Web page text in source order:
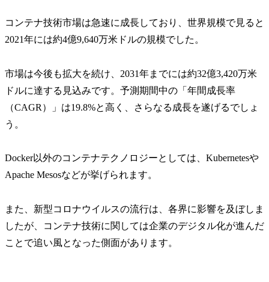
コンテナ技術市場は急速に成長しており、世界規模で見ると
2021年には約4億9,640万米ドルの規模でした。
市場は今後も拡大を続け、2031年までには約32億3,420万米
ドルに達する見込みです。予測期間中の「年間成長率
（CAGR）」は19.8%と高く、さらなる成長を遂げるでしょ
う。
Docker以外のコンテナテクノロジーとしては、Kubernetesや
Apache Mesosなどが挙げられます。
また、新型コロナウイルスの流行は、各界に影響を及ぼしま
したが、コンテナ技術に関しては企業のデジタル化が進んだ
ことで追い風となった側面があります。